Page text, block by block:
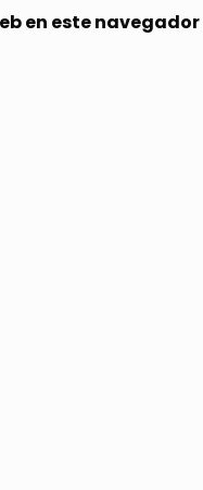
en este